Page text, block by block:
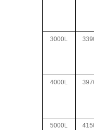
3000L
4000L
5000L